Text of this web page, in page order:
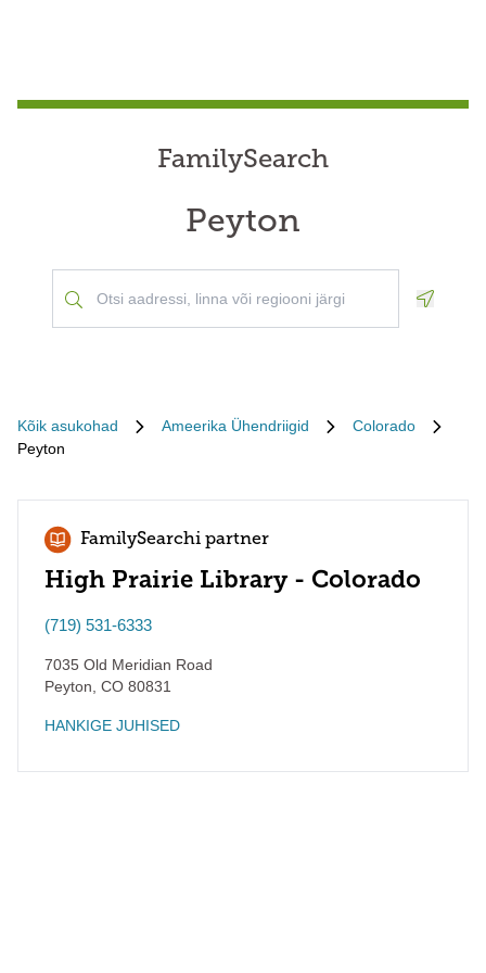
FamilySearch
Peyton
Kõik asukohad Ameerika Ühendriigid
Colorado
Peyton
FamilySearchi partner
High Prairie Library - Colorado
(719) 531-6333
7035 Old Meridian Road
Peyton CO 80831
HANKIGE JUHISED